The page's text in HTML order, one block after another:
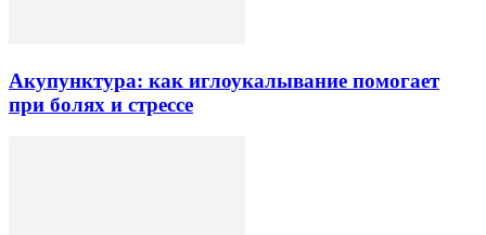
Акупунктура: как иглоукалывание помогает
при болях и стрессе